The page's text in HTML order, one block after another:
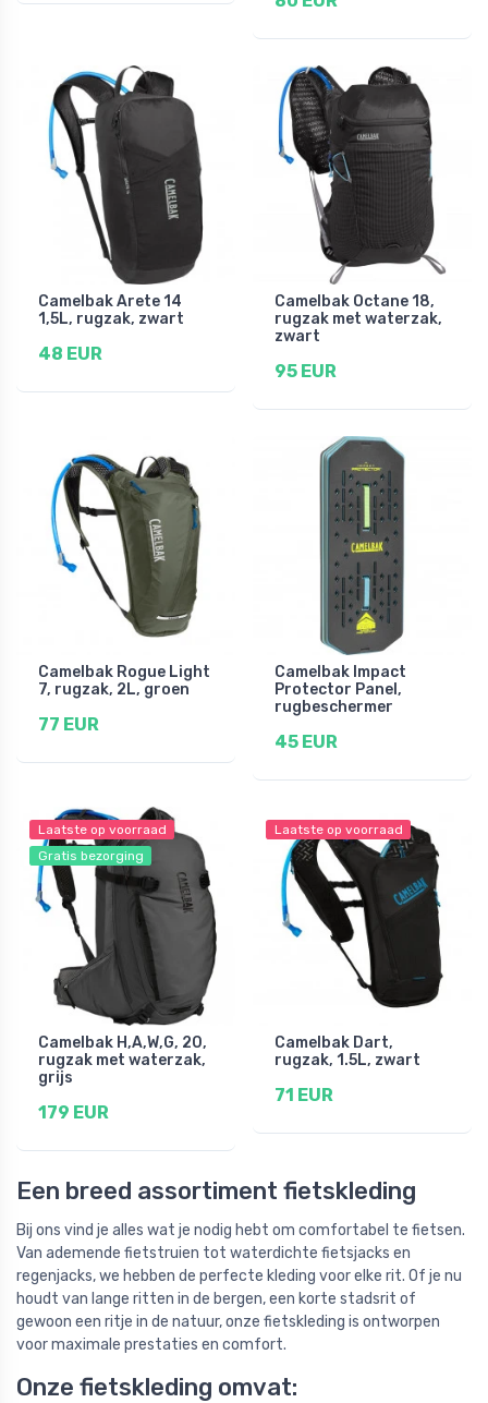
Camelbak Arete 14
1,5L, rugzak, zwart
48 EUR
Camelbak Octane 18,
rugzak met waterzak,
zwart
95 EUR
Camelbak Rogue Light
7, rugzak, 2L, groen
77 EUR
Camelbak Impact
Protector Panel,
rugbeschermer
45 EUR
Laatste op voorraad
Gratis bezorging
Camelbak H,A,W,G, 20,
rugzak met waterzak,
grijs
179 EUR
Laatste op voorraad
Camelbak Dart,
rugzak, 1.5L, zwart
71 EUR
Een breed assortiment fietskleding
Bij ons vind je alles wat je nodig hebt om comfortabel te fietsen.
Van ademende fietstruien tot waterdichte fietsjacks en
regenjacks, we hebben de perfecte kleding voor elke rit. Of je nu
houdt van lange ritten in de bergen, een korte stadsrit of
gewoon een ritje in de natuur, onze fietskleding is ontworpen
voor maximale prestaties en comfort.
Onze fietskleding omvat: